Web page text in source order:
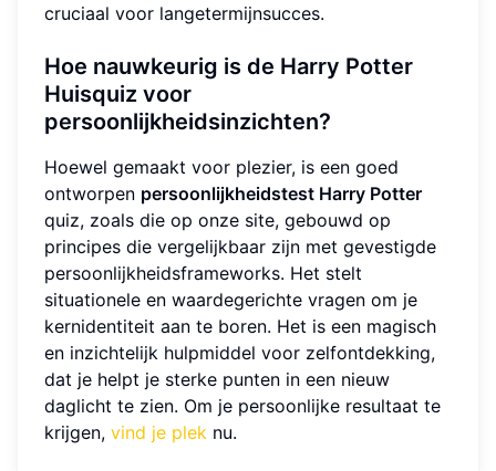
cruciaal voor langetermijnsucces.
Hoe nauwkeurig is de Harry Potter
Huisquiz voor
persoonlijkheidsinzichten?
Hoewel gemaakt voor plezier, is een goed
ontworpen persoonlijkheidstest Harry Potter
quiz, zoals die op onze site, gebouwd op
principes die vergelijkbaar zijn met gevestigde
persoonlijkheidsframeworks. Het stelt
situationele en waardegerichte vragen om je
kernidentiteit aan te boren. Het is een magisch
en inzichtelijk hulpmiddel voor zelfontdekking,
dat je helpt je sterke punten in een nieuw
daglicht te zien. Om je persoonlijke resultaat te
krijgen, vind je plek nu.